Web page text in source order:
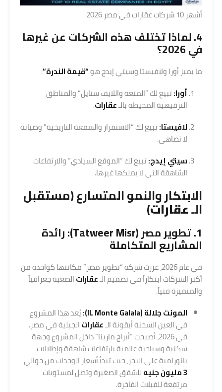
أشهر 10 شركات عقارات في مصر 2026
4. لماذا تختلف هذه الشركات عن غيرها
في 2026؟
ما يميز أورا ولافيستا وسيتي إيدج هو“قيمة الندرة”:
أورا:تبيع لك “المتعة واللايف ستايل” والمناطق
الترفيهية المحيطة بالـعقارات.
لافيستا:تبيع لك “الاستقرار والسمعة التاريخية” وصيانة
لا تضاهى.
سيتي إيدج:تبيع لك “الموقع السيادي” والارتفاعات
الشاهقة التي لا يملكها غيرها.
الابتكار والنمو المتسارع (مستقبل
الـعقارات)
1. تطوير مصر (Tatweer Misr) : رائدة
المشاريع المتكاملة
في عام 2026، عززت شركة “تطوير مصر” مكانتها كواحدة من
أكثر الشركات ابتكاراً في تصميم الـعقاراتالصعبة جغرافياً
والمتميزة فنياً.
المونت جلالة (IL Monte Galala):
يُعد هذا المشروع
في العين السخنة أيقونة الـعقاراتالجبلية في مصر.
في 2026، أصبحت “أبراج مارينا” داخل المشروع وجهة
سكنية وسياحية عالمية بارتفاعات شاهقة وإطلالات
بانورامية على البحر، حيث تبدأ أسعار الوحدات من حوالي
3 مليون جنيه
للشقق الصغيرة وتصل لمستويات
مرتفعة للفيلات الفاخرة.